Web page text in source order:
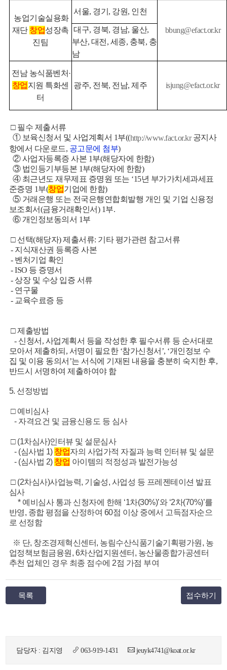
농업기술실용화
재단 창업성장촉
진팀
서울, 경기, 강원, 인천
bbung@efact.or.kr
대구, 경북, 경남, 울산,
부산, 대전, 세종, 충북, 충
남
전남 농식품벤처·
창업지원 특화센
터
광주, 전북, 전남, 제주 isjung@efact.or.kr
□ 필수 제출서류
① 보육신청서 및 사업계획서 1부((http://www.fact.or.kr공지사
항에서 다운로드, 공고문에 첨부)
② 사업자등록증 사본 1부(해당자에 한함)
③ 법인등기부등본 1부(해당자에 한함)
④ 최근년도 재무제표 증명원 또는 ‘15년 부가가치세과세표
준증명 1부(창업기업에 한함)
⑤ 거래은행 또는 전국은행연합회발행 개인 및 기업 신용정
보조회서(금융거래확인서) 1부.
⑥ 개인정보동의서 1부
□ 선택(해당자) 제출서류: 기타 평가관련 참고서류
- 지식재산권 등록증 사본
- 벤처기업 확인
- ISO 등 증명서
- 상장 및 수상 입증 서류
- 연구물
- 교육수료증 등
□ 제출방법
- 신청서, 사업계획서 등을 작성한 후 필수서류 등 순서대로
모아서 제출하되, 서명이 필요한 ‘참가신청서’, ‘개인정보 수
집 및 이용 동의서’는 서식에 기재된 내용을 충분히 숙지한 후,
반드시 서명하여 제출하여야 함
5. 선정방법
□ 예비심사
- 자격요건 및 금융신용도 등 심사
□ (1차심사)인터뷰 및 설문심사
- (심사법 1) 창업자의 사업가적 자질과 능력 인터뷰 및 설문
- (심사법 2) 창업 아이템의 적정성과 발전가능성
□ (2차심사)사업능력, 기술성, 사업성 등 프레젠테이션 발표
심사
* 예비심사 통과 신청자에 한해 ‘1차(30%)’와 ‘2차(70%)’를
반영, 종합 평점을 산정하여 60점 이상 중에서 고득점자순으
로 선정함
※ 단, 창조경제혁신센터, 농림수산식품기술기획평가원, 농
업정책보험금융원, 6차산업지원센터, 농산물종합가공센터
추천 업체인 경우 최종 점수에 2점 가점 부여
목록 접수하기
담당자 : 김지영 063-919-1431 jeuyk4741@koat.or.kr